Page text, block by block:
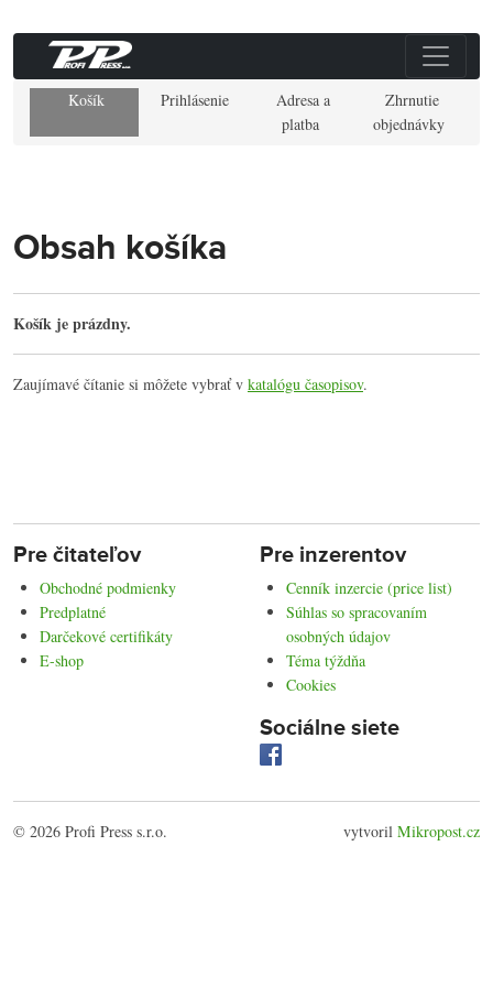
Košík Prihlásenie
Adresa a
platba
Zhrnutie
objednávky
Obsah košíka
Košík je prázdny.
Zaujímavé čítanie si môžete vybrať v katalógu časopisov.
Pre čitateľov
Obchodné podmienky
Predplatné
Darčekové certifikáty
E-shop
Pre inzerentov
Cenník inzercie (price list)
Súhlas so spracovaním
osobných údajov
Téma týždňa
Cookies
Sociálne siete
© 2026 Profi Press s.r.o. vytvoril Mikropost.cz